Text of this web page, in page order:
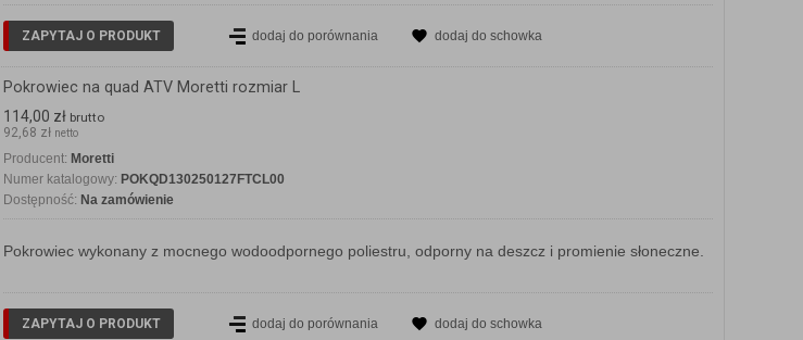
ZAPYTAJ O PRODUKT dodaj do porównania dodaj do schowka
Pokrowiec na quad ATV Moretti rozmiar L
114,00 zł brutto
92,68 zł netto
Producent: Moretti
Numer katalogowy: POKQD130250127FTCL00
Dostępność: Na zamówienie
Pokrowiec wykonany z mocnego wodoodpornego poliestru, odporny na deszcz i promienie słoneczne.
ZAPYTAJ O PRODUKT dodaj do porównania dodaj do schowka